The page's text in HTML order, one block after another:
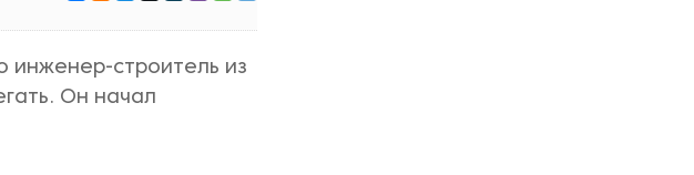
инженер-строитель из
Он начал